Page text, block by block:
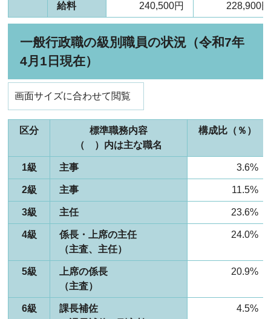
給料
240,500円
228,900円
一般行政職の級別職員の状況（令和7年
4月1日現在）
画面サイズに合わせて閲覧
区分
標準職務内容
（ ）内は主な職名
構成比（％）
1級 主事 3.6%
2級 主事 11.5%
3級 主任 23.6%
4級
係長・上席の主任
（主査、主任）
24.0%
5級
上席の係長
（主査）
20.9%
6級
課長補佐
4.5%